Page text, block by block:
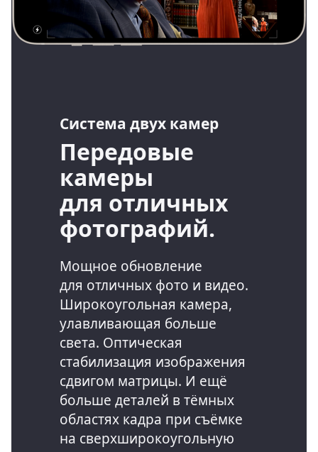
Система двух камер
Передовые
камеры
для отличных
фотографий.
Мощное обновление
для отличных фото и видео.
Широкоугольная камера,
улавливающая больше
света. Оптическая
стабилизация изображения
сдвигом матрицы. И ещё
больше деталей в тёмных
областях кадра при съёмке
на сверхширокоугольную